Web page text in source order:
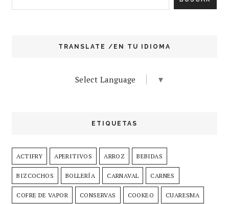
TRANSLATE /EN TU IDIOMA
Select Language ▼
ETIQUETAS
ACTIFRY APERITIVOS ARROZ BEBIDAS
BIZCOCHOS BOLLERÍA CARNAVAL CARNES
COFRE DE VAPOR CONSERVAS COOKEO CUARESMA